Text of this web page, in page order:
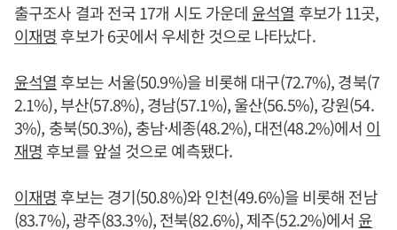
출구조사 결과 전국 17개 시도 가운데 윤석열 후보가 11곳,
이재명 후보가 6곳에서 우세한 것으로 나타났다.
윤석열 후보는 서울(50.9%)을 비롯해 대구(72.7%), 경북(7
2.1%), 부산(57.8%), 경남(57.1%), 울산(56.5%), 강원(54.
3%), 충북(50.3%), 충남·세종(48.2%), 대전(48.2%)에서 이
재명 후보를 앞설 것으로 예측됐다.
이재명 후보는 경기(50.8%)와 인천(49.6%)을 비롯해 전남
(83.7%), 광주(83.3%), 전북(82.6%), 제주(52.2%)에서 윤